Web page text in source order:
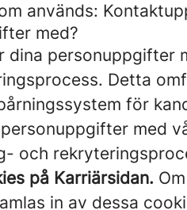
används:
med?
dina personuppgifter
Detta
för
med
och
på Karriärsidan.
in av dessa